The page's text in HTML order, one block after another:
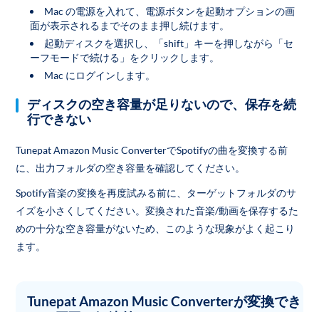
Mac の電源を入れて、電源ボタンを起動オプションの画
面が表示されるまでそのまま押し続けます。
起動ディスクを選択し、「shift」キーを押しながら「セ
ーフモードで続ける」をクリックします。
Mac にログインします。
ディスクの空き容量が足りないので、保存を続
行できない
Tunepat Amazon Music ConverterでSpotifyの曲を変換する前
に、出力フォルダの空き容量を確認してください。
Spotify音楽の変換を再度試みる前に、ターゲットフォルダのサ
イズを小さくしてください。変換された音楽/動画を保存するた
めの十分な空き容量がないため、このような現象がよく起こり
ます。
Tunepat Amazon Music Converterが変換でき